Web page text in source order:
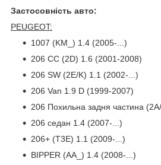
Застосовність авто:
PEUGEOT:
1007 (KM_) 1.4 (2005-...)
206 CC (2D) 1.6 (2001-2008)
206 SW (2E/K) 1.1 (2002-...)
206 Van 1.9 D (1999-2007)
206 Похильна задня частина
206 седан 1.4 (2007-...)
206+ (T3E) 1.1 (2009-...)
BIPPER (AA_) 1.4 (2008-...)